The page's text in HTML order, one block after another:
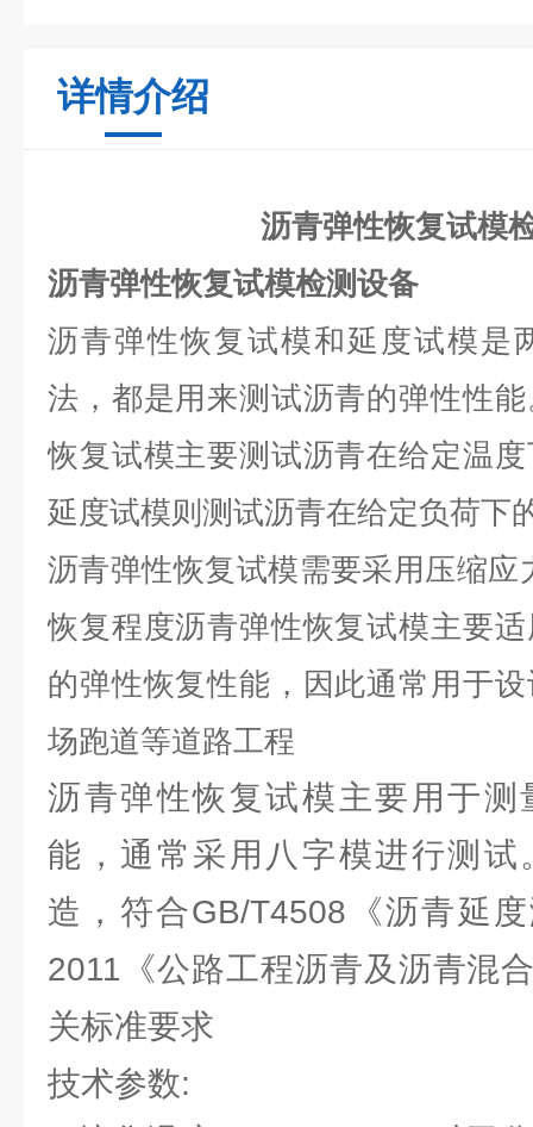
详情介绍
沥青弹性恢复试模
沥青弹性恢复试模检测设备
沥青弹性恢复试模和延度试模是
法，都是用来测试沥青的弹性性
恢复试模主要测试沥青在给定温
延度试模则测试沥青在给定负荷下
沥青弹性恢复试模需要采用压缩
恢复程度沥青弹性恢复试模主要
的弹性恢复性能，因此通常用于
场跑道等道路工程
沥青弹性恢复试模主要用于测
能，通常采用八字模进行测试
造，符合GB/T4508《沥青延
2011《公路工程沥青及沥青混
关标准要求
技术参数: